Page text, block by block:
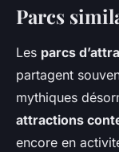
Parcs
Les parcs
partagent
mythiques
attractions
encore en